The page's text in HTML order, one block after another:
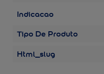
Indicacao
Tipo De Produto
Html_slug